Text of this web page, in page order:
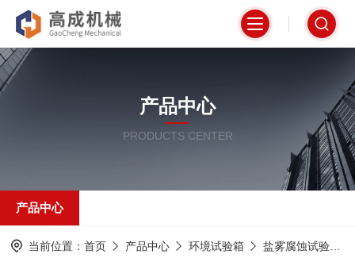
产品中心
PRODUCTS CENTER
产品中心
当前位置： 首页 产品中心 环境试验箱 盐雾腐蚀试验箱